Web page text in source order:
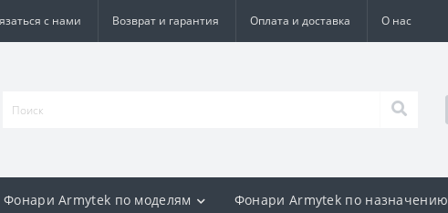
с нами Возврат и гарантия Оплата и доставка О нас
Фонари Armytek по моделям Фонари Armytek по назначению